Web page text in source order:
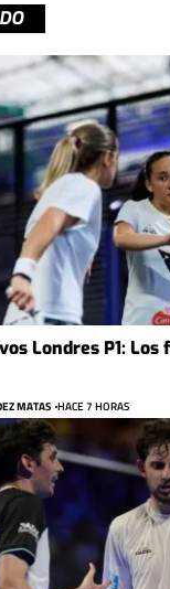
Londres P1:
MATAS HACE 7 HORAS